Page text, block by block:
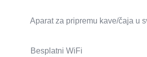
Aparat za pripremu kave/čaja u
Besplatni WiFi